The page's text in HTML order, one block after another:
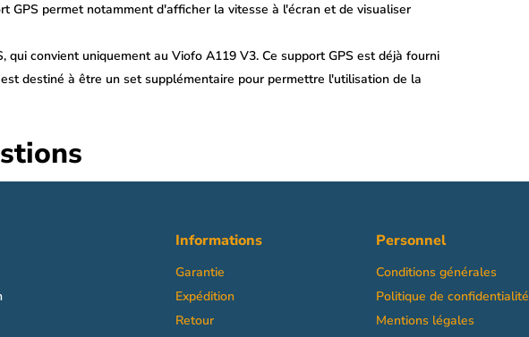
GPS permet notamment d'afficher la vitesse à l'écran et de visualiser
qui convient uniquement au Viofo A119 V3. Ce support GPS est déjà fourni
destiné à être un set supplémentaire pour permettre l'utilisation de la
Informations
Garantie
Expédition
Retour
Personnel
Conditions générales
Politique de confidentialité
Mentions légales